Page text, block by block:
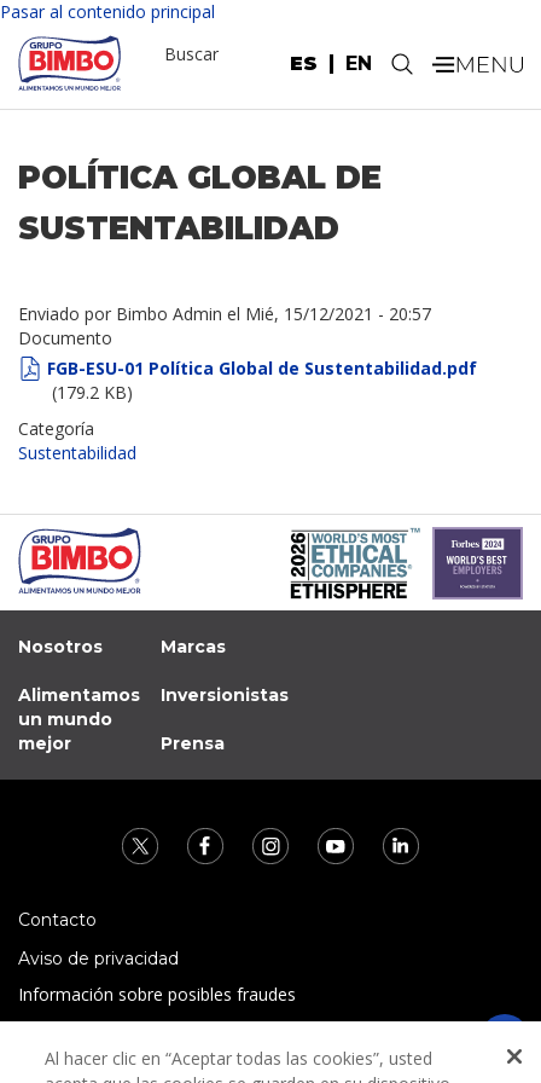
Pasar al contenido principal
ES EN
Buscar .
POLÍTICA GLOBAL DE
SUSTENTABILIDAD
Enviado por Bimbo Admin el Mié, 15/12/2021 - 20:57
Documento
FGB-ESU-01 Política Global de Sustentabilidad.pdf
(179.2 KB)
Categoría
Sustentabilidad
Nosotros
Alimentamos
un mundo
mejor
Marcas
Inversionistas
Prensa
Contacto
Aviso de privacidad
Información sobre posibles fraudes
Términos y condiciones
Al hacer clic en “Aceptar todas las cookies”, usted